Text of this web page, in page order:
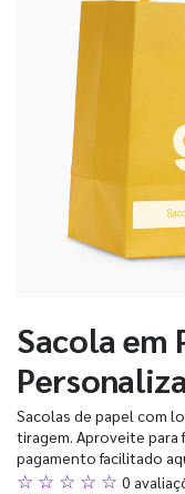
Sacola em
Sacolas de papel com
tiragem. Aproveite para
pagamento facilitado
☆ ☆ ☆ ☆ ☆ 0